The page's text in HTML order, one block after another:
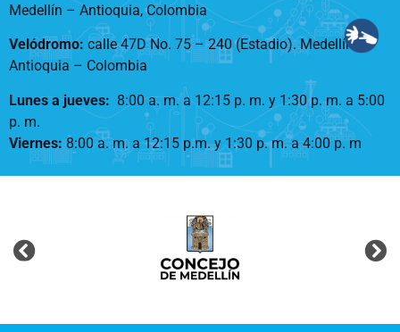
Medellín – Antioquia, Colombia
Velódromo: calle 47D No. 75 – 240 (Estadio). Medellín –
Antioquia – Colombia
Lunes a jueves: 8:00 a. m. a 12:15 p. m. y 1:30 p. m. a 5:00
p. m.
Viernes:8:00 a. m. a 12:15 p.m. y 1:30 p. m. a 4:00 p. m